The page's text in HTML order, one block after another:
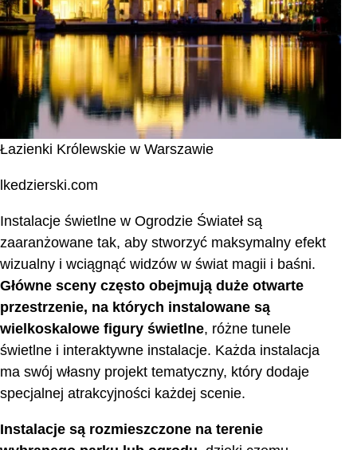
Łazienki Królewskie w Warszawie
lkedzierski.com
Instalacje świetlne w Ogrodzie Świateł są
zaaranżowane tak, aby stworzyć maksymalny efekt
wizualny i wciągnąć widzów w świat magii i baśni.
Główne sceny często obejmują duże otwarte
przestrzenie, na których instalowane są
wielkoskalowe figury świetlne, różne tunele
świetlne i interaktywne instalacje. Każda instalacja
ma swój własny projekt tematyczny, który dodaje
specjalnej atrakcyjności każdej scenie.
Instalacje są rozmieszczone na terenie